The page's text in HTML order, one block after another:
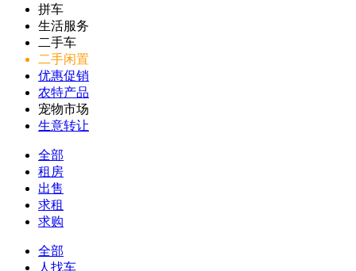
拼车
生活服务
二手车
二手闲置
优惠促销
农特产品
宠物市场
生意转让
全部
租房
出售
求租
求购
全部
人找车